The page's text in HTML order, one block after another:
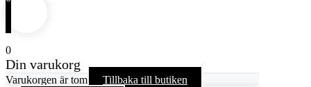
0
Din varukorg
Varukorgen är tom Tillbaka till butiken